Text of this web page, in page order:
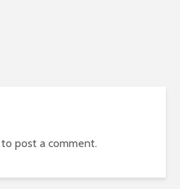
to post a comment.